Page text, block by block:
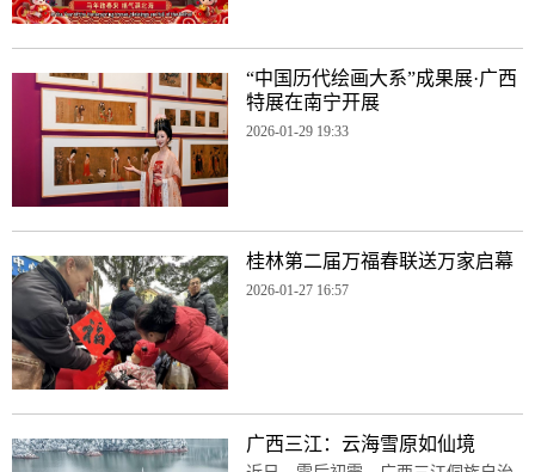
“中国历代绘画大系”成果展·广西
特展在南宁开展
2026-01-29 19:33
桂林第二届万福春联送万家启幕
2026-01-27 16:57
广西三江：云海雪原如仙境